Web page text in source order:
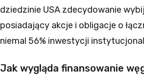
dziedzinie USA zdecydowanie
posiadający akcje i obligacje o
niemal 56% inwestycji
Jak wygląda finansowanie